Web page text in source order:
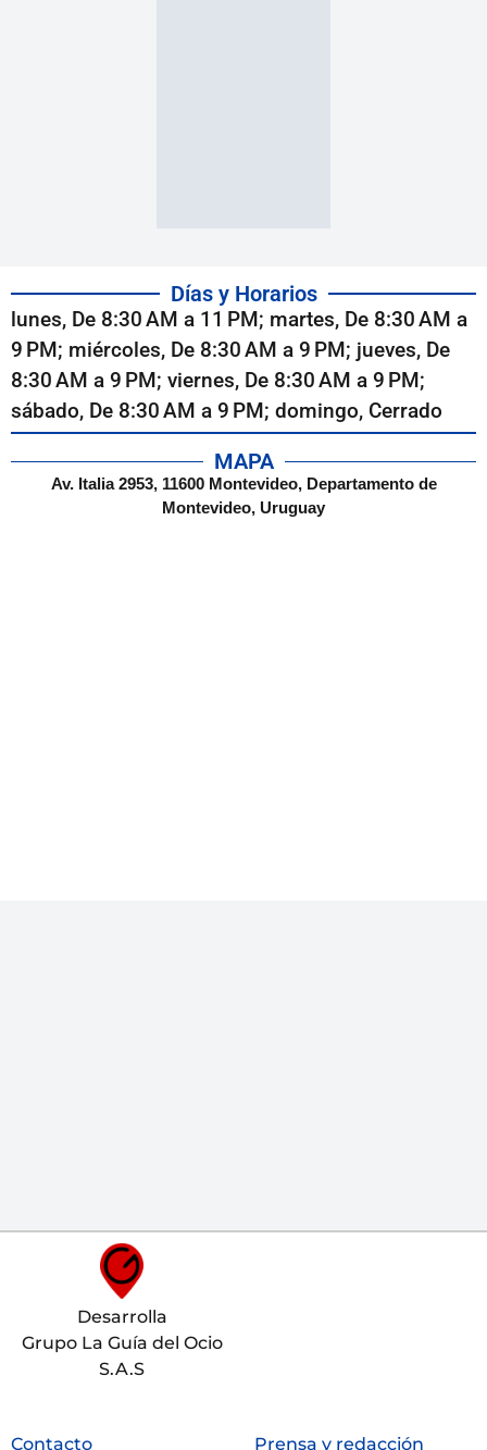
Días y Horarios
lunes, De 8:30 AM a 11 PM; martes, De 8:30 AM a
9 PM; miércoles, De 8:30 AM a 9 PM; jueves, De
8:30 AM a 9 PM; viernes, De 8:30 AM a 9 PM;
sábado, De 8:30 AM a 9 PM; domingo, Cerrado
MAPA
Av. Italia 2953, 11600 Montevideo, Departamento de
Montevideo, Uruguay
Desarrolla
Grupo La Guía del Ocio
S.A.S
Contacto Prensa y redacción